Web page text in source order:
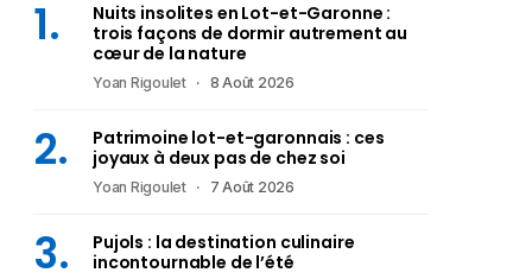
Nuits insolites en Lot-et-Garonne :
trois façons de dormir autrement au
cœur de la nature
Yoan Rigoulet 8 Août 2026
Patrimoine lot-et-garonnais : ces
joyaux à deux pas de chez soi
Yoan Rigoulet 7 Août 2026
Pujols : la destination culinaire
incontournable de l’été